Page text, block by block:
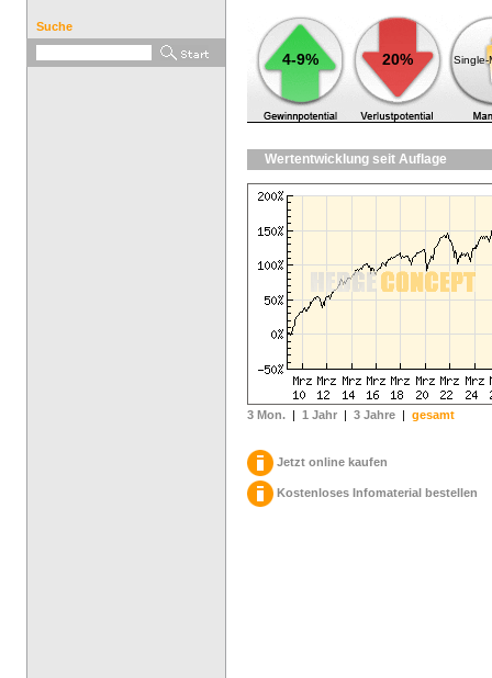
Suche
4-9% 20% Single-
Wertentwicklung seit Auflage
3 Mon. | 1 Jahr | 3 Jahre | gesamt
Jetzt online kaufen
Kostenloses Infomaterial bestellen